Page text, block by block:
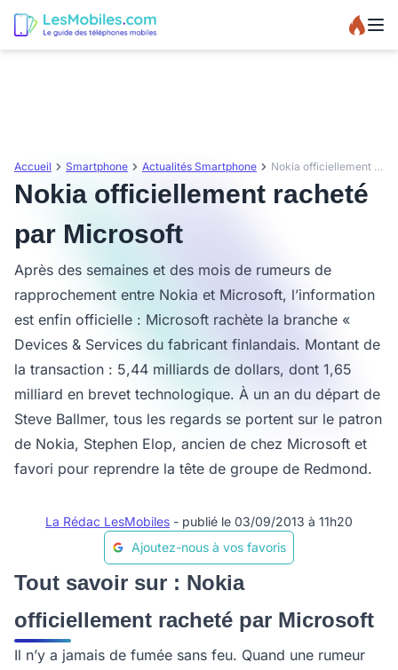
Accueil Smartphone Actualités Smartphone Nokia officiellement racheté par Microsoft
Nokia officiellement racheté
par Microsoft
Après des semaines et des mois de rumeurs de
rapprochement entre Nokia et Microsoft, l’information
est enfin officielle : Microsoft rachète la branche «
Devices & Services du fabricant finlandais. Montant de
la transaction : 5,44 milliards de dollars, dont 1,65
milliard en brevet technologique. À un an du départ de
Steve Ballmer, tous les regards se portent sur le patron
de Nokia, Stephen Elop, ancien de chez Microsoft et
favori pour reprendre la tête de groupe de Redmond.
La Rédac LesMobiles - publié le 03/09/2013 à 11h20
Ajoutez-nous à vos favoris
Tout savoir sur : Nokia
officiellement racheté par Microsoft
Il n’y a jamais de fumée sans feu. Quand une rumeur